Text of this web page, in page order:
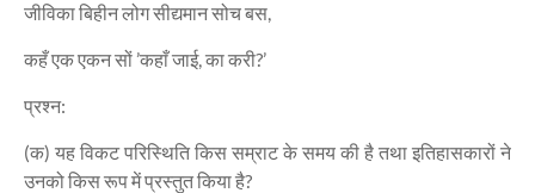
जीविका बिहीन लोग सीद्यमान सोच बस,
कहँ एक एकन सों ’कहाँ जाई, का करी?’
प्रश्न:
(क) यह विकट परिस्थिति किस सम्राट के समय की है तथा इतिहासकारों ने
उनको किस रूप में प्रस्तुत किया है?